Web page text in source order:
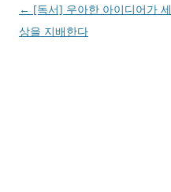
Post
navigation
← [독서] 우아한 아이디어가 세
상을 지배한다